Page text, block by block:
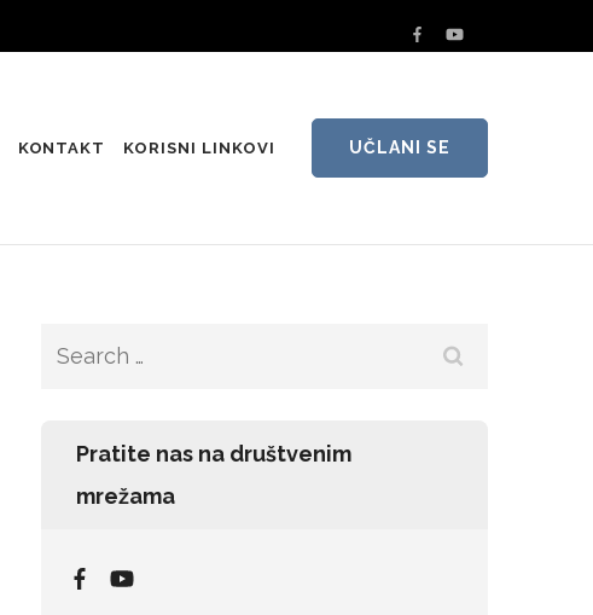
KONTAKT KORISNI LINKOVI UČLANI SE
Search
Pratite nas na društvenim
mrežama